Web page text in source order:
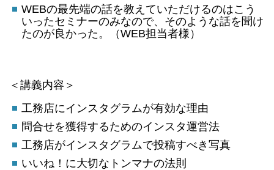
WEBの最先端の話を教えていただけるのはこう
いったセミナーのみなので、そのような話を聞け
たのが良かった。（WEB担当者様）
＜講義内容＞
工務店にインスタグラムが有効な理由
問合せを獲得するためのインスタ運営法
工務店がインスタグラムで投稿すべき写真
いいね！に大切なトンマナの法則